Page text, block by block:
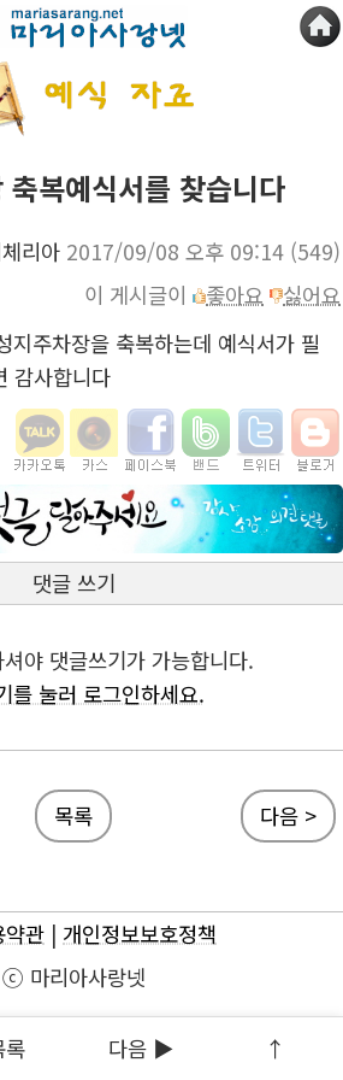
축복예식서를 찾습니다
리아 2017/09/08 오후 09:14 (549)
이 게시글이
좋아요
싫어요
지주차장을 축복하는데 예식서가 필
감사합니다
댓글 쓰기
야 댓글쓰기가 가능합니다.
를 눌러 로그인하세요.
목록 다음 >
약관 | 개인정보보호정책
ⓒ 마리아사랑넷
록 다음 ▶ ↑